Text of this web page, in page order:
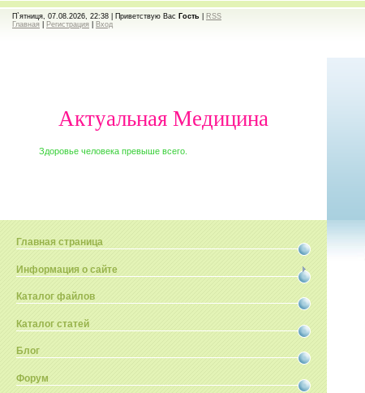
П`ятниця, 07.08.2026, 22:38 | Приветствую Вас Гость
RSS
Главная
Регистрация Вход
Актуальная Медицина
Здоровье человека превыше всего.
Главная страница
Информация о сайте
Каталог файлов
Каталог статей
Блог
Форум